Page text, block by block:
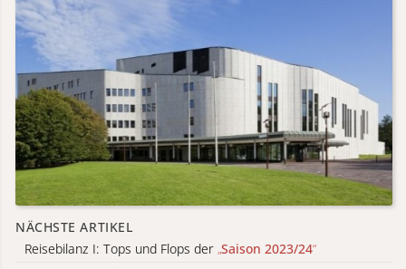
NÄCHSTE ARTIKEL
Reisebilanz I: Tops und Flops der „Saison 2023/24“